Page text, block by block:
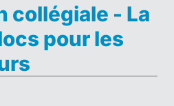
collégiale - La
pour les